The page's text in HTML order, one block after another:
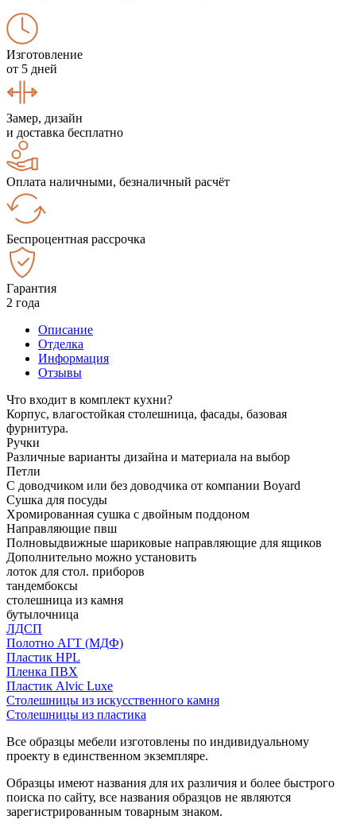
Изготовление
от 5 дней
Замер, дизайн
и доставка бесплатно
Оплата наличными, безналичный расчёт
Беспроцентная рассрочка
Гарантия
2 года
Описание
Отделка
Информация
Отзывы
Что входит в комплект кухни?
Корпус, влагостойкая столешница, фасады, базовая
фурнитура.
Ручки
Различные варианты дизайна и материала на выбор
Петли
С доводчиком или без доводчика от компании Boyard
Сушка для посуды
Хромированная сушка с двойным поддоном
Направляющие пвш
Полновыдвижные шариковые направляющие для ящиков
Дополнительно можно установить
лоток для стол. приборов
тандембоксы
столешница из камня
бутылочница
ЛДСП
Полотно АГТ (МДФ)
Пластик HPL
Пленка ПВХ
Пластик Alvic Luxe
Столешницы из искусственного камня
Столешницы из пластика
Все образцы мебели изготовлены по индивидуальному
проекту в единственном экземпляре.
Образцы имеют названия для их различия и более быстрого
поиска по сайту, все названия образцов не являются
зарегистрированным товарным знаком.